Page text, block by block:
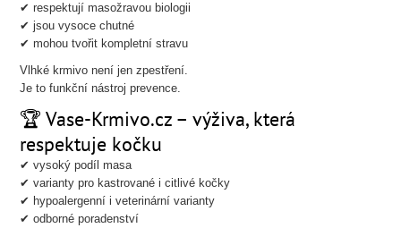
✔ respektují masožravou biologii
✔ jsou vysoce chutné
✔ mohou tvořit kompletní stravu
Vlhké krmivo není jen zpestření.
Je to funkční nástroj prevence.
🏆 Vase-Krmivo.cz – výživa, která
respektuje kočku
✔ vysoký podíl masa
✔ varianty pro kastrované i citlivé kočky
✔ hypoalergenní i veterinární varianty
✔ odborné poradenství